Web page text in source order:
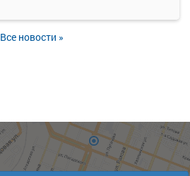
Все новости »